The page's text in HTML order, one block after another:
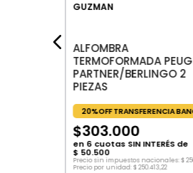
GUZMAN
ALFOMBRA
TERMOFORMADA
PARTNER/BERLINGO 2
PIEZAS
20%OFF TRANSFERENCIA
$303.000
en 6 cuotas SIN INTERÉS de
$ 50.500
Precio sin impuestos nacionales:$
Precio por unidad:$250.413,22